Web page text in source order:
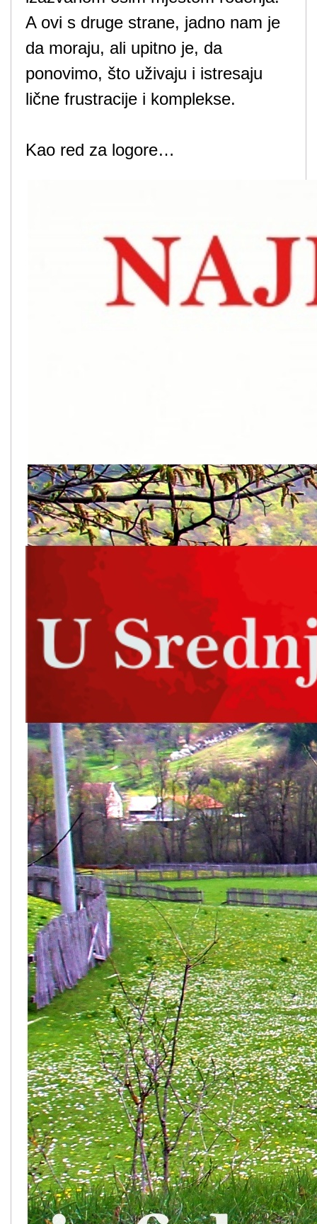
A ovi s druge strane, jadno nam je
da moraju, ali upitno je, da
ponovimo, što uživaju i istresaju
lične frustracije i komplekse.
Kao red za logore…